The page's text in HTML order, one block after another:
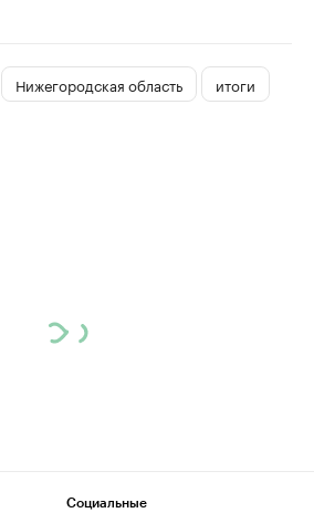
Нижегородская область итоги
Социальные